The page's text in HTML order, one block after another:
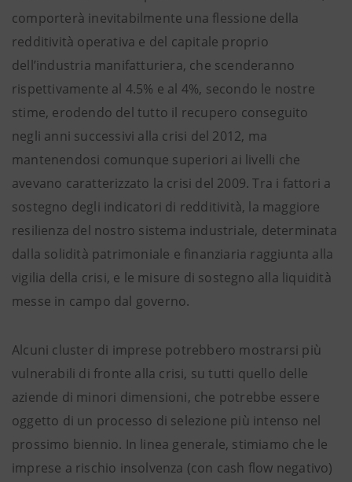
comporterà inevitabilmente una flessione della
redditività operativa e del capitale proprio
dell’industria manifatturiera, che scenderanno
rispettivamente al 4.5% e al 4%, secondo le nostre
stime, erodendo del tutto il recupero conseguito
negli anni successivi alla crisi del 2012, ma
mantenendosi comunque superiori ai livelli che
avevano caratterizzato la crisi del 2009. Tra i fattori a
sostegno degli indicatori di redditività, la maggiore
resilienza del nostro sistema industriale, determinata
dalla solidità patrimoniale e finanziaria raggiunta alla
vigilia della crisi, e le misure di sostegno alla liquidità
messe in campo dal governo.
Alcuni cluster di imprese potrebbero mostrarsi più
vulnerabili di fronte alla crisi, su tutti quello delle
aziende di minori dimensioni, che potrebbe essere
oggetto di un processo di selezione più intenso nel
prossimo biennio. In linea generale, stimiamo che le
imprese a rischio insolvenza (con cash flow negativo)